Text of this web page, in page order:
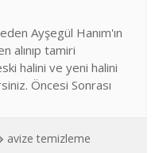
Ayşegül Hanım'ın
alınıp tamiri
halini ve yeni halini
Öncesi Sonrası
avize temizleme